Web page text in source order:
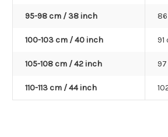
95-98 cm / 38 inch
100-103 cm / 40 inch
105-108 cm / 42 inch
110-113 cm / 44 inch